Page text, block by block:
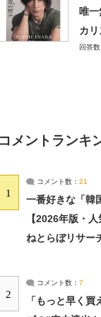
唯
カリ
回答
コメントランキ
1
コメント数： 21
一番好きな「韓
【2026年版・
ねとらぼリサー
2
コメント数： 7
「もっと早く